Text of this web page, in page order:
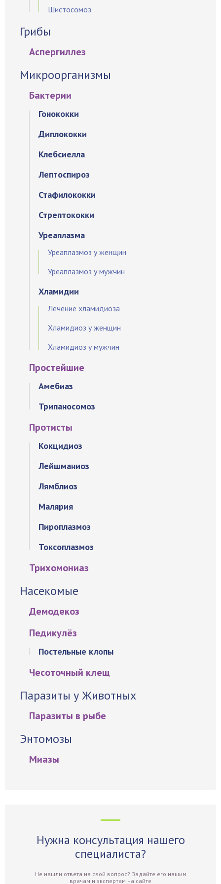
Шистосомоз
Грибы
Аспергиллез
Микроорганизмы
Бактерии
Гонококки
Диплококки
Клебсиелла
Лептоспироз
Стафилококки
Стрептококки
Уреаплазма
Уреаплазмоз у женщин
Уреаплазмоз у мужчин
Хламидии
Лечение хламидиоза
Хламидиоз у женщин
Хламидиоз у мужчин
Простейшие
Амебиаз
Трипаносомоз
Протисты
Кокцидиоз
Лейшманиоз
Лямблиоз
Малярия
Пироплазмоз
Токсоплазмоз
Трихомониаз
Насекомые
Демодекоз
Педикулёз
Постельные клопы
Чесоточный клещ
Паразиты у Животных
Паразиты в рыбе
Энтомозы
Миазы
Нужна консультация нашего
специалиста?
Не нашли ответа на свой вопрос? Задайте его нашим
врачам и экспертам на сайте